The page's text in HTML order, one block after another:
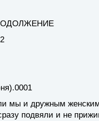
мы и дружным
подвяли и не